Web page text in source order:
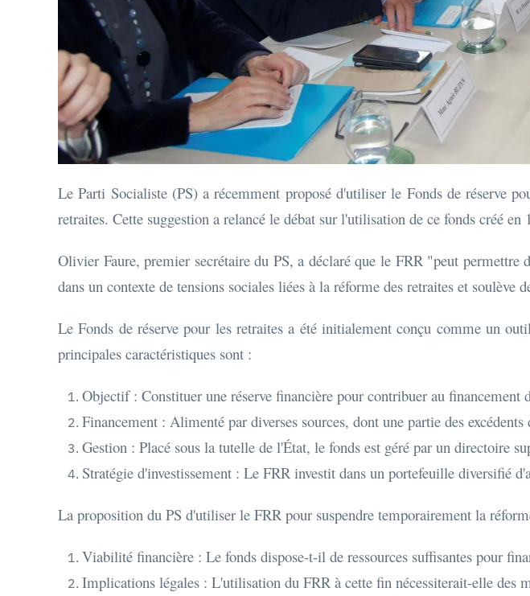
Le Parti Socialiste (PS) a récemment proposé d'utiliser le Fonds de réserve
retraites. Cette suggestion a relancé le débat sur l'utilisation de ce fonds créé
Olivier Faure, premier secrétaire du PS, a déclaré que le FRR "peut
dans un contexte de tensions sociales liées à la réforme des retraites et
Le Fonds de réserve pour les retraites a été initialement conçu comme un
principales caractéristiques sont :
Objectif : Constituer une réserve financière pour contribuer au financement
Financement : Alimenté par diverses sources, dont une partie des
Gestion : Placé sous la tutelle de l'État, le fonds est géré par un directoire
Stratégie d'investissement : Le FRR investit dans un portefeuille diversifié
La proposition du PS d'utiliser le FRR pour suspendre temporairement la
Viabilité financière : Le fonds dispose-t-il de ressources suffisantes pour
Implications légales : L'utilisation du FRR à cette fin nécessiterait-elle des